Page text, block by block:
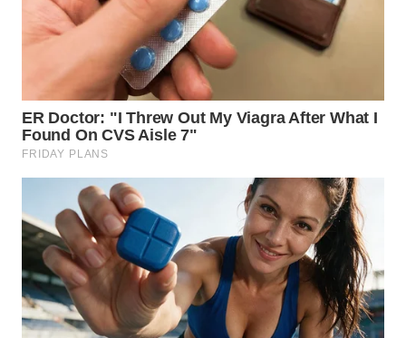
WN
SIMALUNGUN
WN
WN
TAPANULI
TENGAH
WN DELI
SERDANG
WN
TEBING